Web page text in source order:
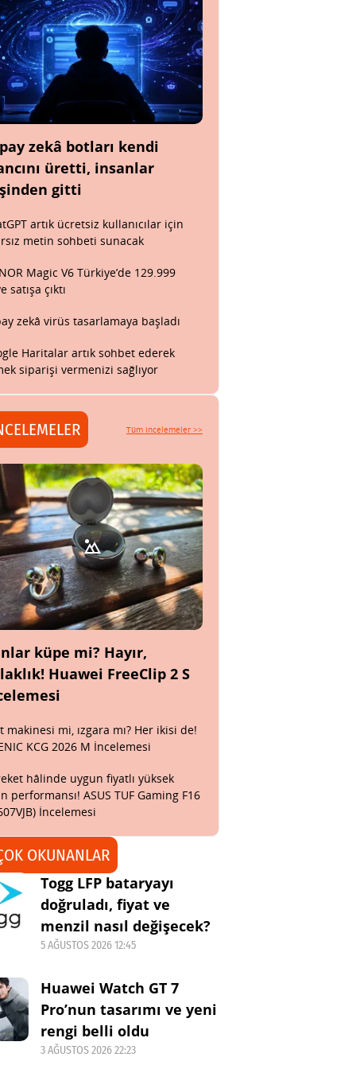
zekâ botları kendi
üretti, insanlar
gitti
artık ücretsiz kullanıcılar için
metin sohbeti sunacak
Magic V6 Türkiye’de 129.999
satışa çıktı
zekâ virüs tasarlamaya başladı
Haritalar artık sohbet ederek
siparişi vermenizi sağlıyor
Tüm incelemeler >>
küpe mi? Hayır,
Huawei FreeClip 2 S
makinesi mi, ızgara mı? Her ikisi de!
KCG 2026 M İncelemesi
hâlinde uygun fiyatlı yüksek
performansı! ASUS TUF Gaming F16
İncelemesi
OKUNANLAR
Togg LFP bataryayı
doğruladı, fiyat ve
menzil nasıl değişecek?
5 AĞUSTOS 2026 12:45
Huawei Watch GT 7
Pro’nun tasarımı ve yeni
rengi belli oldu
3 AĞUSTOS 2026 22:23